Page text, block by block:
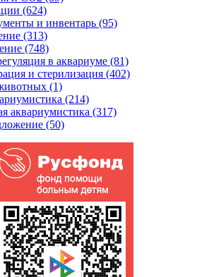
(624)
и инвентарь (95)
(313)
(748)
в аквариуме (81)
и стерилизация (402)
(1)
(214)
аквариумистика (317)
(50)